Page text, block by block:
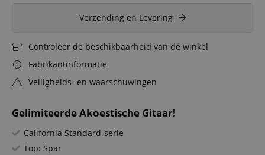
Gelimiteerde Akoestische Gitaar!
California Standard-serie
Top: Spar
Verzending en Levering
Controleer de beschikbaarheid van de winkel
Fabrikantinformatie
Veiligheids- en waarschuwingen